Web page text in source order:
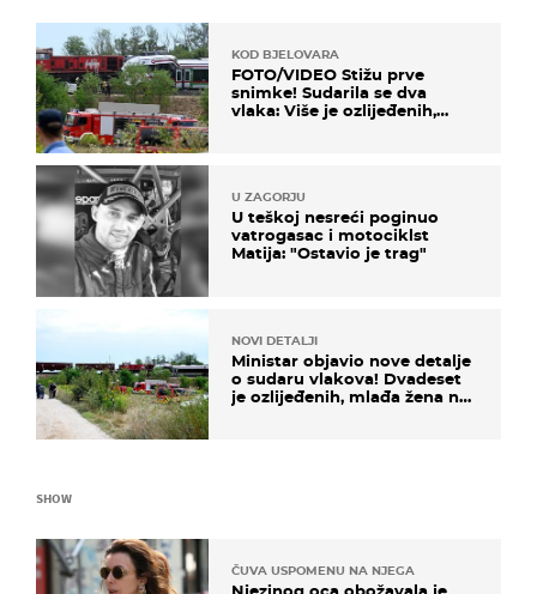
KOD BJELOVARA
FOTO/VIDEO Stižu prve
snimke! Sudarila se dva
vlaka: Više je ozlijeđenih,
U ZAGORJU
U teškoj nesreći poginuo
vatrogasac i motociklst
Matija: "Ostavio je trag"
NOVI DETALJI
Ministar objavio nove detalje
o sudaru vlakova! Dvadeset
je ozlijeđenih, mlađa žena na
SHOW
ČUVA USPOMENU NA NJEGA